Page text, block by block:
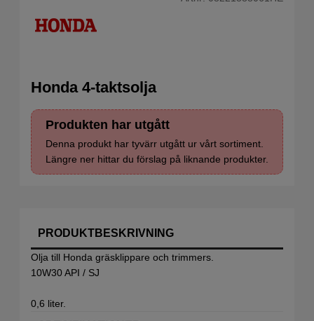
Honda 4-taktsolja
Produkten har utgått
Denna produkt har tyvärr utgått ur vårt sortiment.
Längre ner hittar du förslag på liknande produkter.
PRODUKTBESKRIVNING
Olja till Honda gräsklippare och trimmers.
10W30 API / SJ
0,6 liter.